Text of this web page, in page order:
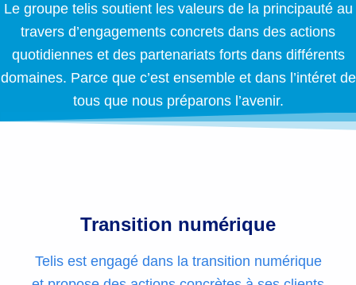
Le groupe telis soutient les valeurs de la principauté au
travers d’engagements concrets dans des actions
quotidiennes et des partenariats forts dans différents
domaines. Parce que c’est ensemble et dans l’intéret de
tous que nous préparons l’avenir.
Transition numérique
Telis est engagé dans la transition numérique